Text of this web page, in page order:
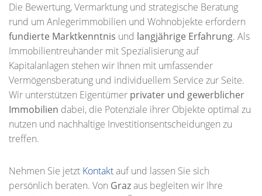
Die Bewertung, Vermarktung und strategische Beratung
rund um Anlegerimmobilien und Wohnobjekte erfordern
fundierte Marktkenntnis und langjährige Erfahrung. Als
Immobilientreuhänder mit Spezialisierung auf
Kapitalanlagen stehen wir Ihnen mit umfassender
Vermögensberatung und individuellem Service zur Seite.
Wir unterstützen Eigentümer privater und gewerblicher
Immobilien dabei, die Potenziale ihrer Objekte optimal zu
nutzen und nachhaltige Investitionsentscheidungen zu
treffen.
Nehmen Sie jetzt Kontaktauf und lassen Sie sich
persönlich beraten. Von Grazaus begleiten wir Ihre